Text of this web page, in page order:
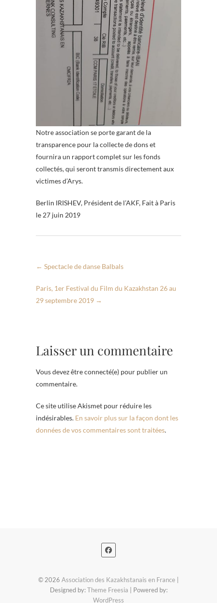
Notre association se porte garant de la
transparence pour la collecte de dons et
fournira un rapport complet sur les fonds
collectés, qui seront transmis directement aux
victimes d’Arys.
Berlin IRISHEV, Président de l’AKF, Fait à Paris
le 27 juin 2019
← Spectacle de danse Balbals
Paris, 1er Festival du Film du Kazakhstan 26 au
29 septembre 2019 →
Laisser un commentaire
Vous devez être connecté(e) pour publier un
commentaire.
Ce site utilise Akismet pour réduire les
indésirables. En savoir plus sur la façon dont les
données de vos commentaires sont traitées.
© 2026 Association des Kazakhstanais en France
Designed by:Theme Freesia | Powered by:
WordPress